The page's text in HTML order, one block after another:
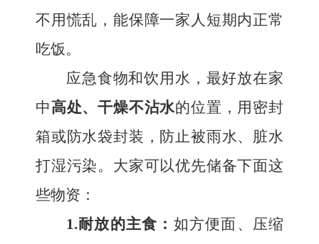
不用慌乱，能保障一家人短期内正常
吃饭。
应急食物和饮用水，最好放在家
中高处、干燥不沾水的位置，用密封
箱或防水袋封装，防止被雨水、脏水
打湿污染。大家可以优先储备下面这
些物资：
1.耐放的主食： 如方便面、压缩